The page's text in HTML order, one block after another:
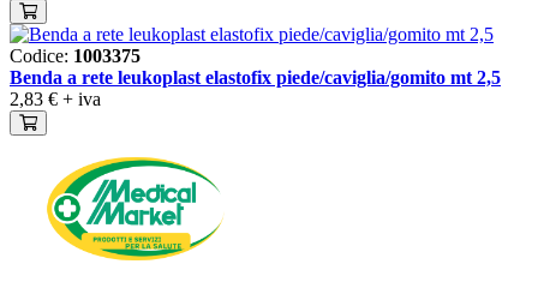
Codice: 1003375
Benda a rete leukoplast elastofix piede/caviglia/gomito mt 2,5
2,83 € + iva